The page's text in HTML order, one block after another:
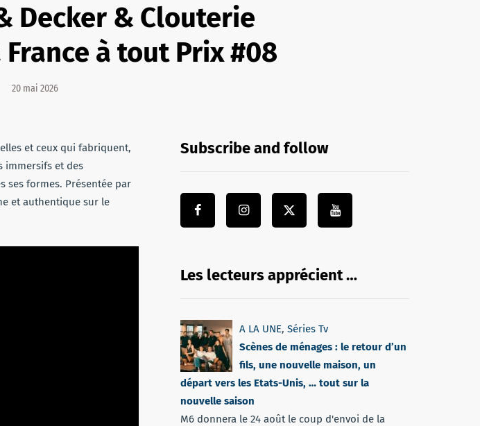
Decker & Clouterie
à tout Prix #08
20 mai 2026
et ceux qui fabriquent,
immersifs et des
ses formes. Présentée par
et authentique sur le
Subscribe and follow
Les lecteurs apprécient …
A LA UNE, Séries Tv
Scènes de ménages : le retour d’un
fils, une nouvelle maison, un
départ vers les Etats-Unis, … tout sur la
nouvelle saison
M6 donnera le 24 août le coup d'envoi de la